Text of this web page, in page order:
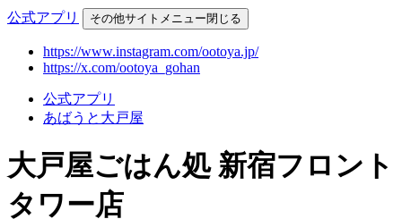
公式アプリ その他サイトメニュー閉じる
https://www.instagram.com/ootoya.jp/
https://x.com/ootoya_gohan
公式アプリ
あばうと大戸屋
大戸屋ごはん処 新宿フロント
タワー店